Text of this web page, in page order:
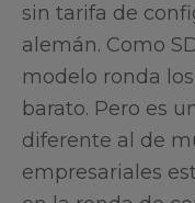
sin tarifa de
alemán. Como
modelo ronda
barato. Pero es
diferente al de
empresariales